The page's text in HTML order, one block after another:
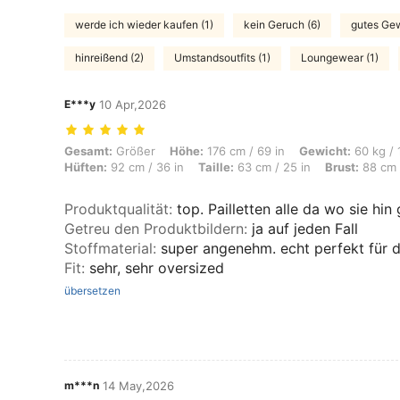
werde ich wieder kaufen (1) kein Geruch (6) gutes
hinreißend (2) Umstandsoutfits (1) Loungewear (1)
E***y 10 Apr,2026
Gesamt: Größer, Höhe: 176 cm / 69 in, Gewicht: 60 kg / 132 lbs,
Gesamt: Größer Höhe: 176 cm / 69 in Gewicht: 60 kg /
Hüften: 92 cm / 36 in Taille: 63 cm / 25 in Brust: 88
Produktqualität: top. Pailletten alle da wo sie hin
Getreu den Produktbildern: ja auf jeden Fall
Stoffmaterial: super angenehm. echt perfekt für
Fit: sehr, sehr oversized
übersetzen
m***n 14 May,2026